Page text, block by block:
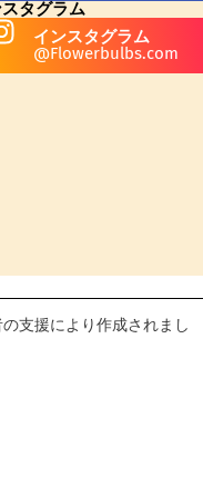
タグラム
インスタグラム
@Flowerbulbs.com
支援により作成されまし